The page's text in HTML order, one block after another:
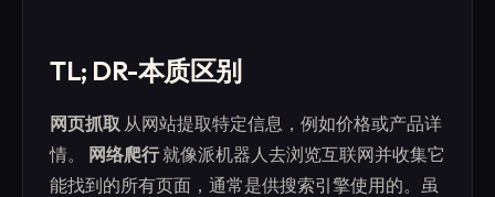
TL; DR-本质区别
网页抓取 从网站提取特定信息，例如价格或产品详
情。
网络爬行就像派机器人去浏览互联网并收集它
能找到的所有页面，通常是供搜索引擎使用的。虽